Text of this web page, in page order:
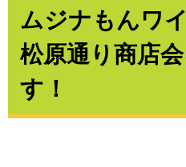
ムジナもんワ
松原通り商店
す！